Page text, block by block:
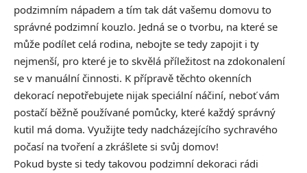
podzimním nápadem a tím tak dát vašemu domovu to
správné podzimní kouzlo. Jedná se o tvorbu, na které se
může podílet celá rodina, nebojte se tedy zapojit i ty
nejmenší, pro které je to skvělá příležitost na zdokonalení
se v manuální činnosti. K přípravě těchto okenních
dekorací nepotřebujete nijak speciální náčiní, neboť vám
postačí běžně používané pomůcky, které každý správný
kutil má doma. Využijte tedy nadcházejícího sychravého
počasí na tvoření a zkrášlete si svůj domov!
Pokud byste si tedy takovou podzimní dekoraci rádi